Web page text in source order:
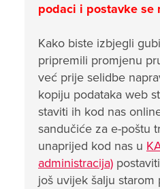
podaci i postavke se
Kako biste izbjegli
pripremili promjenu
već prije selidbe
kopiju podataka web
staviti ih kod nas
sandučiće za e-poštu
unaprijed kod nas u
administracija)
još uvijek šalju